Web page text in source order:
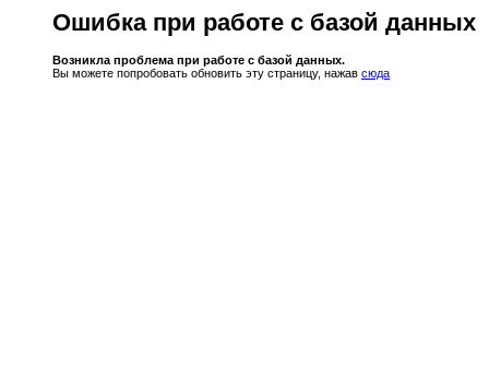
Ошибка при работе с базой данных
Возникла проблема при работе с базой данных.
Вы можете попробовать обновить эту страницу, нажав сюда